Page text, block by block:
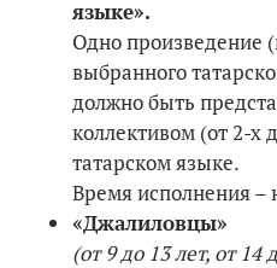
языке».
Одно произведение
выбранного
должно быть
коллективом (от 2-х
татарском языке.
Время исполнения –
«Джалиловцы»
(от 9 до 13 лет, от